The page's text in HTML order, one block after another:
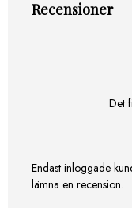
Recensioner
Det
Endast inloggade
lämna en recension.